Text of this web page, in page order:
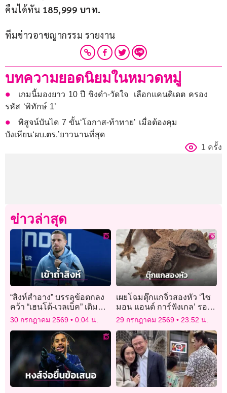
คืนได้ทัน 185,999 บาท.
ทีมข่าวอาชญากรรม รายงาน
บทความยอดนิยมในหมวดหมู่
เกมนี้มองยาว 10 ปี ชิงดำ-วัดใจ เลือกแคนดิเดต ครอง
รหัส ‘พิทักษ์ 1’
พิสูจน์บันได 7 ขั้น‘โอกาส-ท้าทาย’ เมื่อต้องคุม
บังเหียน‘ผบ.ตร.’ยาวนานที่สุด
1 ครั้ง
ข่าวล่าสุด
“สิงห์สำอาง” บรรลุข้อตกลง
คว้า “เฮนโด้-เวลเบ็ค” เติม
ความเก๋า
30 กรกฎาคม 2569 0:04 น.
เผยโฉมตุ๊กแกจิ๋วสองหัว ‘ไซ
มอน แอนด์ การ์ฟังเกล’ รอด
ชีวิตครบ 1 เดือน
29 กรกฎาคม 2569 23:52 น.